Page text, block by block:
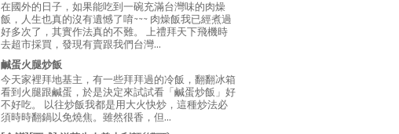
在國外的日子，如果能吃到一碗充滿台灣味的肉燥
飯，人生也真的沒有遺憾了唷~~~ 肉燥飯我已經煮過
好多次了，其實作法真的不難。 上禮拜天下飛機時
去超市採買，發現有賣跟我們台灣...
鹹蛋火腿炒飯
今天家裡拜地基主，有一些拜拜過的冷飯，翻翻冰箱
看到火腿跟鹹蛋，於是決定來試試看「鹹蛋炒飯」好
不好吃。 以往炒飯我都是用大火快炒，這種炒法必
須時時翻鍋以免燒焦。雖然很香，但...